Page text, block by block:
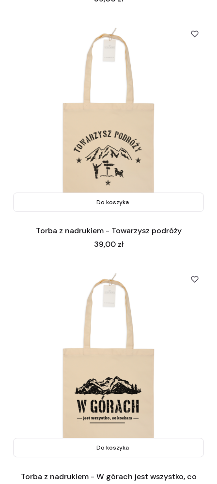
Do koszyka
Torba z nadrukiem - Towarzysz podróży
Cena
39,00 zł
Do koszyka
Torba z nadrukiem - W górach jest wszystko, co